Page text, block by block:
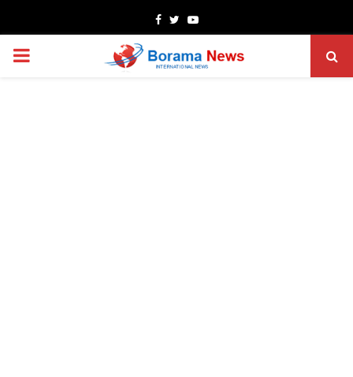
Facebook
TwitterYoutube
PRIMARY